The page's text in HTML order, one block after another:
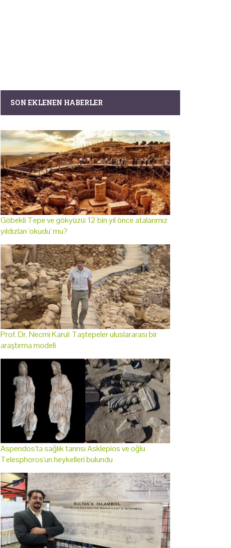
SON EKLENEN HABERLER
Göbekli Tepe ve gökyüzü: 12 bin yıl önce atalarımız
yıldızları 'okudu' mu?
Prof. Dr. Necmi Karul: Taştepeler uluslararası bir
araştırma modeli
Aspendos'ta sağlık tanrısı Asklepios ve oğlu
Telesphoros'un heykelleri bulundu